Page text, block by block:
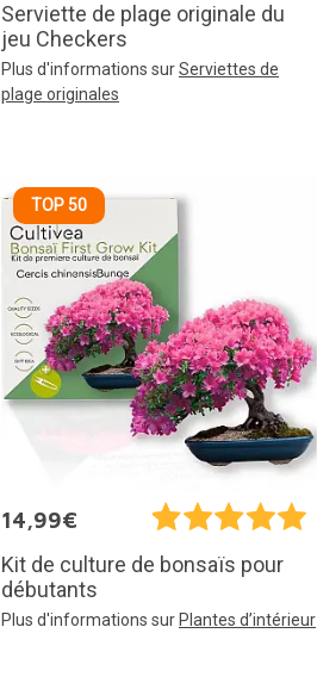
Serviette de plage originale du
jeu Checkers
Plus d'informations surServiettes de
plage originales
TOP 50
14,99€
Kit de culture de bonsaïs pour
débutants
Plus d'informations sur Plantes d’intérieur